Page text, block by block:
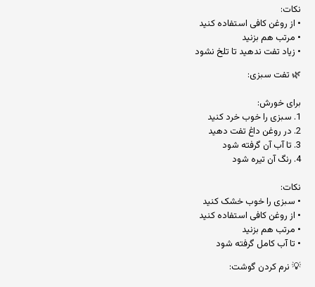
نکات:
• از روغن کافی استفاده کنید
• مرتب هم بزنید
• زیاد تفت ندهید تا تلخ نشود
🌿 تفت سبزی:
برای خورش:
1. سبزی را خوب خرد کنید
2. در روغن داغ تفت دهید
3. تا آب آن گرفته شود
4. رنگ آن تیره شود
نکات:
• سبزی را خوب خشک کنید
• از روغن کافی استفاده کنید
• مرتب هم بزنید
• تا آب کامل گرفته شود
💡 نرم کردن گوشت: